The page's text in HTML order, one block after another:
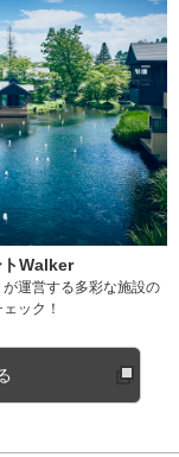
Walker
運営する多彩な施設の
ック！